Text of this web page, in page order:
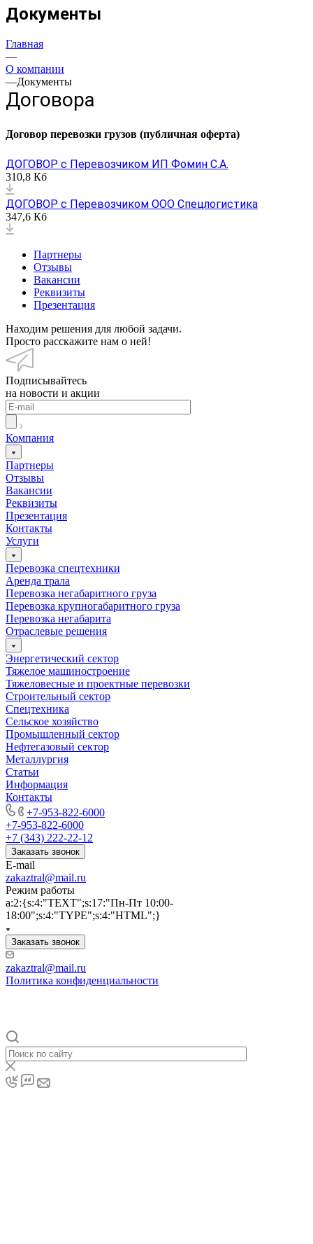
Документы
Главная
—
О компании
—Документы
Договора
Договор перевозки грузов (публичная оферта)
ДОГОВОР с Перевозчиком ИП Фомин С.А.
310,8 Кб
ДОГОВОР с Перевозчиком ООО Спецлогистика
347,6 Кб
Партнеры
Отзывы
Вакансии
Реквизиты
Презентация
Находим решения для любой задачи.
Просто расскажите нам о ней!
Подписывайтесь
на новости и акции
Компания
Партнеры
Отзывы
Вакансии
Реквизиты
Презентация
Контакты
Услуги
Перевозка спецтехники
Аренда трала
Перевозка негабаритного груза
Перевозка крупногабаритного груза
Перевозка негабарита
Отраслевые решения
Энергетический сектор
Тяжелое машиностроение
Тяжеловесные и проектные перевозки
Строительный сектор
Спецтехника
Сельское хозяйство
Промышленный сектор
Нефтегазовый сектор
Металлургия
Статьи
Информация
Контакты
+7-953-822-6000
+7-953-822-6000
+7 (343) 222-22-12
Заказать звонок
E-mail
zakaztral@mail.ru
Режим работы
a:2:{s:4:"TEXT";s:17:"Пн-Пт 10:00-
18:00";s:4:"TYPE";s:4:"HTML";}
Заказать звонок
zakaztral@mail.ru
Политика конфиденциальности